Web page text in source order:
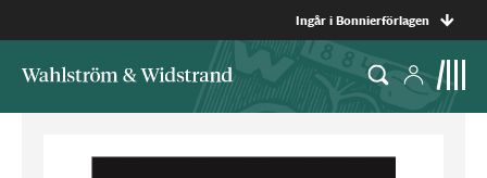
Ingår i Bonnierförlagen